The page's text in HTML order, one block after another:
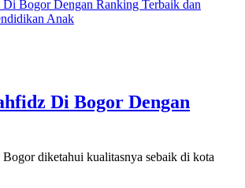
Di Bogor Dengan
diketahui kualitasnya sebaik di kota